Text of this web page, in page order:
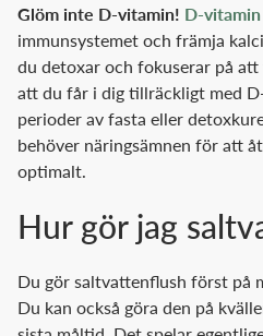
Glöm inte D-vitamin! D-vitamin
immunsystemet och främja
du detoxar och fokuserar på
att du får i dig tillräckligt med
perioder av fasta eller
behöver näringsämnen för att
optimalt.
Hur gör jag
Du gör saltvattenflush först på
Du kan också göra den på